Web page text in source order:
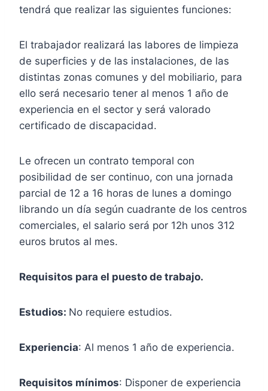
tendrá que realizar las siguientes funciones:
El trabajador realizará las labores de limpieza
de superficies y de las instalaciones, de las
distintas zonas comunes y del mobiliario, para
ello será necesario tener al menos 1 año de
experiencia en el sector y será valorado
certificado de discapacidad.
Le ofrecen un contrato temporal con
posibilidad de ser continuo, con una jornada
parcial de 12 a 16 horas de lunes a domingo
librando un día según cuadrante de los centros
comerciales, el salario será por 12h unos 312
euros brutos al mes.
Requisitos para el puesto de trabajo.
Estudios: No requiere estudios.
Experiencia: Al menos 1 año de experiencia.
Requisitos mínimos: Disponer de experiencia